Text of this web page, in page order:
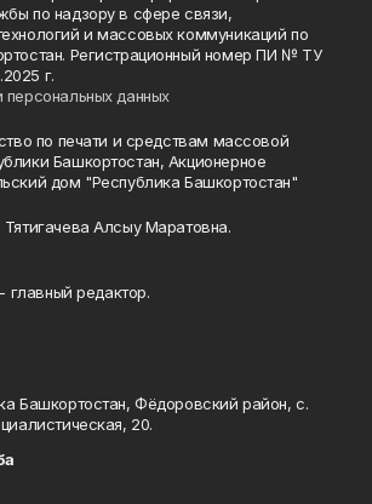
по надзору в сфере связи,
и массовых коммуникаций по
Регистрационный номер ПИ № ТУ
г.
данных
по печати и средствам массовой
Башкортостан, Акционерное
дом "Республика Башкортостан"
Алсыу Маратовна.
редактор.
Башкортостан, Фёдоровский район, с.
20.